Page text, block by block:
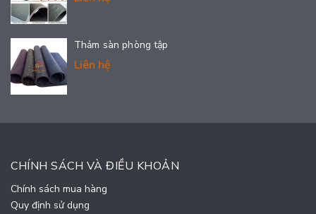
Thảm sàn phòng tập
Liên hệ
CHÍNH SÁCH VÀ ĐIỀU KHOẢN
Chính sách mua hàng
Quy định sử dụng